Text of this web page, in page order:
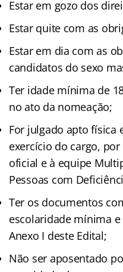
Estar em gozo dos
Estar quite com as
Estar em dia com as
candidatos do sexo
Ter idade mínima de
no ato da nomeação;
For julgado apto física
exercício do cargo,
oficial e à equipe
Pessoas com
Ter os documentos
escolaridade mínima
Anexo I deste Edital;
Não ser aposentado